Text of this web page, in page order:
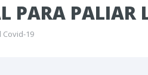
PALIAR
19